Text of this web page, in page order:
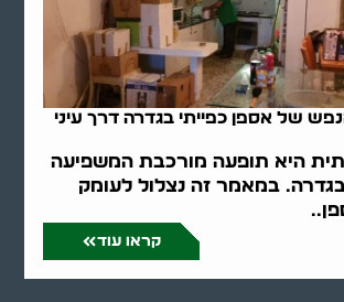
של אספן כפייתי בגדרה דרך עיני
היא תופעה מורכבת המשפיעה
במאמר זה נצלול לעומק
קראו עוד